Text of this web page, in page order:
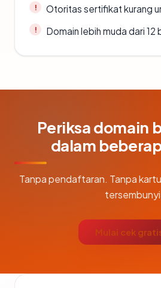
Otoritas sertifikat kurang
Domain lebih muda dari 12
Periksa domain
dalam
Tanpa pendaftaran. Tanpa
Mulai cek